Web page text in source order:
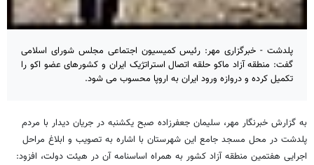
پلدشت - خبرگزاری مهر: رئیس کمیسیون اجتماعی مجلس شورای اسلامی
گفت: منطقه آزاد ماکو حلقه اتصال استراتژیک ایران و کشورهای عضو اکو را
تکمیل کرده و دروازه ورود ایران به اروپا محسوب می شود.
به گزارش خبرنگار مهر، سلیمان جعفرزاده صبح یکشنبه در جریان دیدار با مردم
پلدشت در محل مسجد جامع این شهرستان با اشاره به تصویب و ابلاغ مراحل
اجرایی هفتمین منطقه آزاد کشور به همراه اساسنامه آن در هیئت دولت، افزود: